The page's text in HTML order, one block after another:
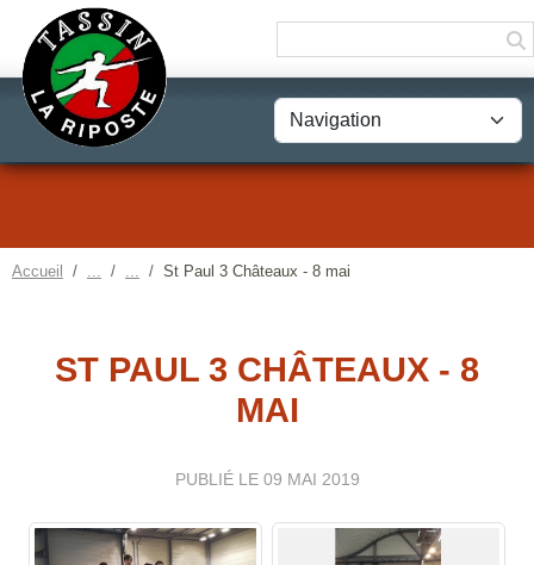
Accueil St Paul 3 Châteaux - 8 mai
ST PAUL 3 CHÂTEAUX - 8
MAI
PUBLIÉ LE 09 MAI 2019
Panneau de gestion des cookies